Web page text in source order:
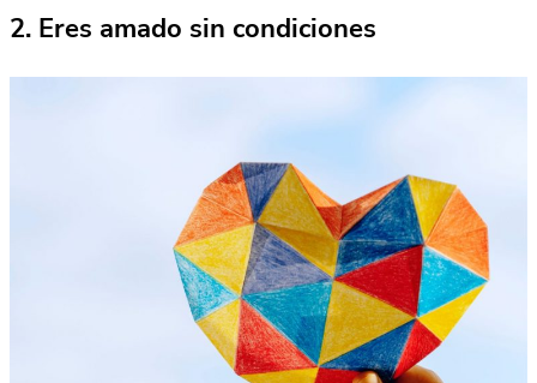
2. Eres amado sin condiciones